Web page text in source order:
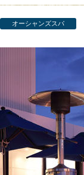
オーシャンズスパ